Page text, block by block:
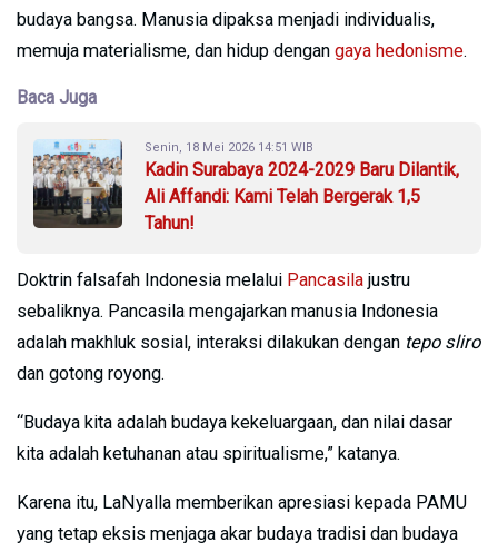
budaya bangsa. Manusia dipaksa menjadi individualis,
memuja materialisme, dan hidup dengan gaya hedonisme.
Baca Juga
Senin, 18 Mei 2026 14:51 WIB
Kadin Surabaya 2024-2029 Baru Dilantik,
Ali Affandi: Kami Telah Bergerak 1,5
Tahun!
Doktrin falsafah Indonesia melalui Pancasila justru
sebaliknya. Pancasila mengajarkan manusia Indonesia
adalah makhluk sosial, interaksi dilakukan dengan tepo sliro
dan gotong royong.
“Budaya kita adalah budaya kekeluargaan, dan nilai dasar
kita adalah ketuhanan atau spiritualisme,” katanya.
Karena itu, LaNyalla memberikan apresiasi kepada PAMU
yang tetap eksis menjaga akar budaya tradisi dan budaya